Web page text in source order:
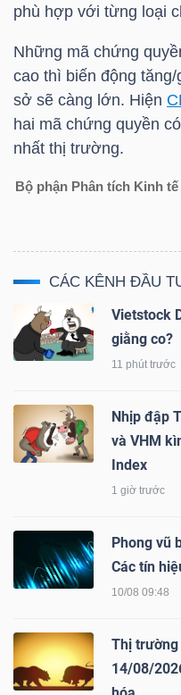
phù hợp với từng loại
Những mã chứng
cao thì biến động
sở sẽ càng lớn. Hiện
hai mã chứng quyền
nhất thị trường.
Bộ phận Phân tích Kinh
CÁC KÊNH ĐẦU
Vietstock
giằng co?
11 phút trước
Nhịp đập
và VHM
Index
1 giờ trước
Phong vũ
Các tín
10/08 09:48
Thị
14/08/
YẾU
TIÊU
DÙNG
YẾU
SÓC
SỨC
NGHỆ
THÔNG